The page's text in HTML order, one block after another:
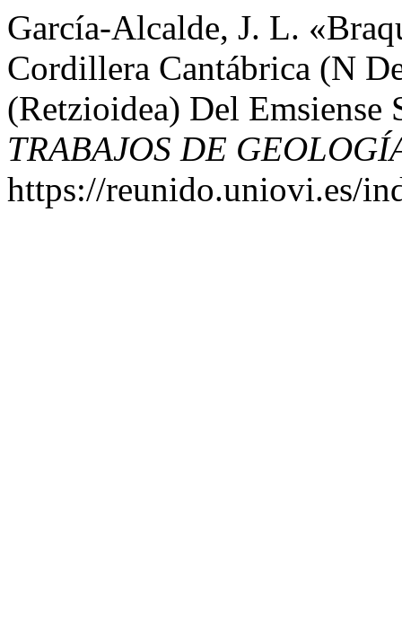
García-Alcalde, J. L.
Cordillera Cantábrica (N
(Retzioidea) Del
TRABAJOS DE
https://reunido.uniovi.es/